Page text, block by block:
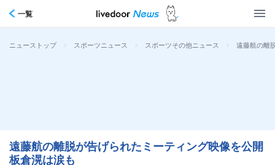
一覧
ニューストップ > スポーツニュース > スポーツその他ニュース > 遠藤航の離
遠藤航の離脱が告げられたミーティング映像を公開
板倉滉は涙も